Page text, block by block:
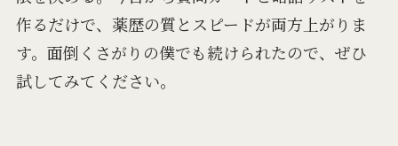
作るだけで、薬歴の質とスピードが両方上がりま
す。面倒くさがりの僕でも続けられたので、ぜひ
試してみてください。